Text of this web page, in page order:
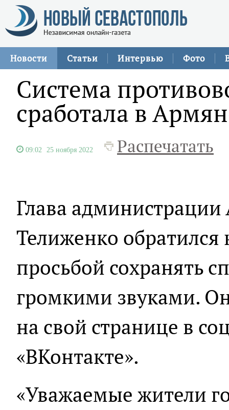
Новости Статьи Интервью Фото
Система
сработала в
09:02 25 ноября 2022 Распечатать
Глава
Телиженко
просьбой сохранять
громкими звуками.
на свой странице в
«ВКонтакте».
«Уважаемые жители